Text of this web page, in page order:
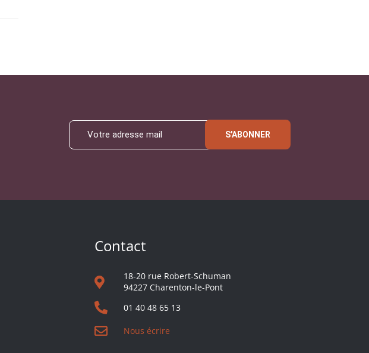
S'ABONNER
Contact
18-20 rue Robert-Schuman
94227 Charenton-le-Pont
01 40 48 65 13
Nous écrire